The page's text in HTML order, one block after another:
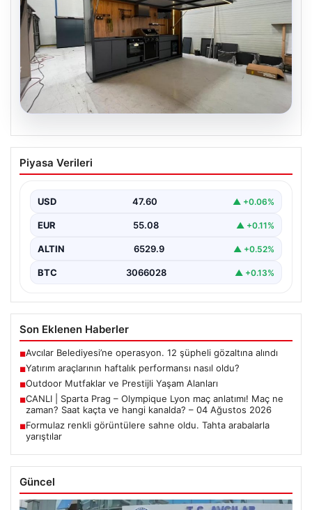
04.08.2026
Outdoor Mutfaklar ve Prestijli Yaşam
Alanları
göstermektedir. Baştan başa özel villalarda ikamet
eden…
Piyasa Verileri
USD 47.60 ▲ +0.06%
EUR 55.08 ▲ +0.11%
ALTIN 6529.9 ▲ +0.52%
BTC 3066028 ▲ +0.13%
Son Eklenen Haberler
■Avcılar Belediyesi’ne operasyon. 12 şüpheli gözaltına alındı
■Yatırım araçlarının haftalık performansı nasıl oldu?
■Outdoor Mutfaklar ve Prestijli Yaşam Alanları
■CANLI | Sparta Prag – Olympique Lyon maç anlatımı! Maç ne
zaman? Saat kaçta ve hangi kanalda? – 04 Ağustos 2026
■Formulaz renkli görüntülere sahne oldu. Tahta arabalarla
yarıştılar
Güncel